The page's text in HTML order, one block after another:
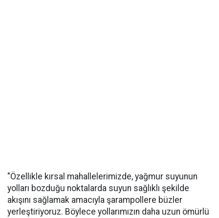
"Özellikle kırsal mahallelerimizde, yağmur suyunun
yolları bozduğu noktalarda suyun sağlıklı şekilde
akışını sağlamak amacıyla şarampollere büzler
yerleştiriyoruz. Böylece yollarımızın daha uzun ömürlü